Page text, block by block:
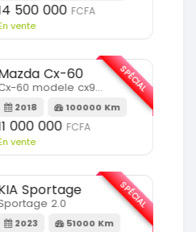
500 000 FCFA
vente
Cx-60
Cx-60 modele cx9 full option
2018 100000 Km
000 000 FCFA
vente
SPÉCIAL
Sportage
2.0
2023 51000 Km
SPÉCIAL